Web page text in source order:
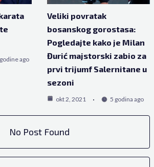
ago
Veliki povratak
bosanskog gorostasa:
Pogledajte kako je Milan
Đurić majstorski zabio za
prvi trijumf Salernitane u
sezoni
okt 2, 2021 5 godina ago
No Post Found